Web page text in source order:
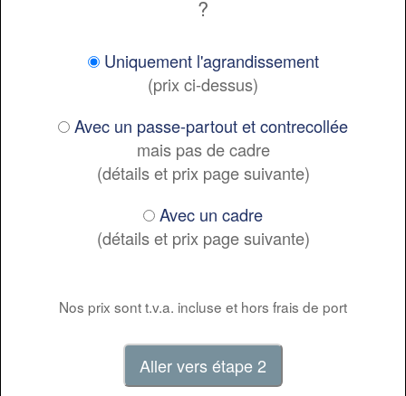
?
Uniquement l'agrandissement
(prix ci-dessus)
Avec un passe-partout et contrecollée
mais pas de cadre
(détails et prix page suivante)
Avec un cadre
(détails et prix page suivante)
Nos prix sont t.v.a. incluse et hors frais de port